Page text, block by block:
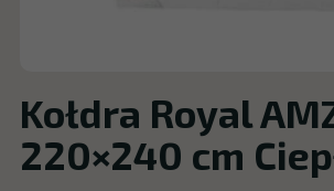
Kołdra Royal
220×240 cm